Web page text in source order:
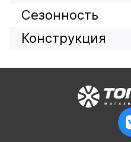
Сезонность
Конструкция